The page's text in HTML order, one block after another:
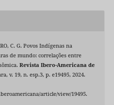
C. G. Povos Indígenas na
de mundo: correlações entre
Revista Ibero-Americana de
v. 19, n. esp.3, p. e19495, 2024.
article/view/19495.